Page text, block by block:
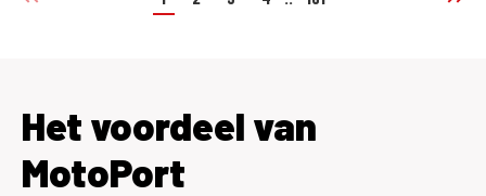
Het voordeel van
MotoPort